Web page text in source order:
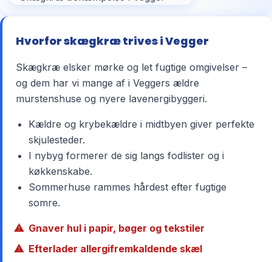
Hvorfor skægkræ trives i Vegger
Skægkræ elsker mørke og let fugtige omgivelser –
og dem har vi mange af i Veggers ældre
murstenshuse og nyere lavenergibyggeri.
Kældre og krybekældre i midtbyen giver perfekte
skjulesteder.
I nybyg formerer de sig langs fodlister og i
køkkenskabe.
Sommerhuse rammes hårdest efter fugtige
somre.
Gnaver hul i papir, bøger og tekstiler
Efterlader allergifremkaldende skæl